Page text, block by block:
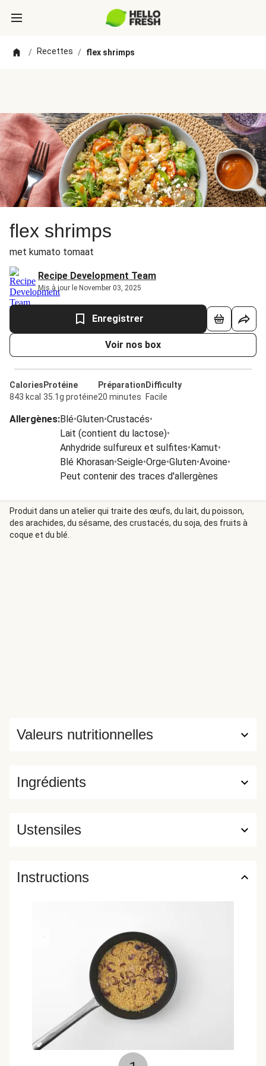
/ Recettes / flex shrimps
flex shrimps
met kumato tomaat
Recipe Development Team
Mis à jour le November 03, 2025
Enregistrer
Voir nos box
Calories
843 kcal
Protéine
35.1g protéine
Préparation
20 minutes
Difficulty
Facile
Allergènes:Blé•Gluten•Crustacés•
Lait (contient du lactose)•
Anhydride sulfureux et sulfites•Kamut•
Blé Khorasan•Seigle•Orge•Gluten•Avoine•
Peut contenir des traces d'allergènes
Produit dans un atelier qui traite des œufs, du lait, du poisson,
des arachides, du sésame, des crustacés, du soja, des fruits à
coque et du blé.
Ingrédients
Valeurs nutritionnelles
Ustensiles
Instructions